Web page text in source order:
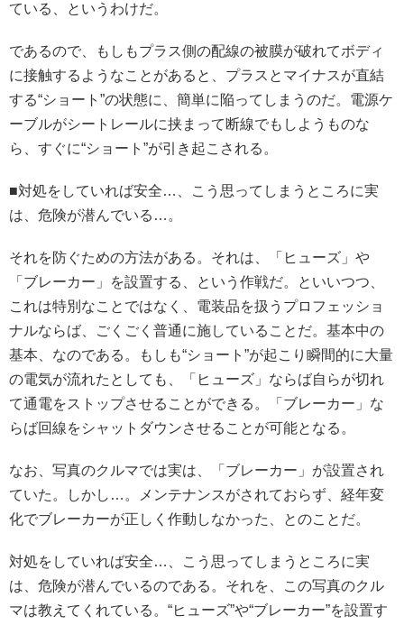
ている、というわけだ。
であるので、もしもプラス側の配線の被膜が破れてボディ
に接触するようなことがあると、プラスとマイナスが直結
する“ショート”の状態に、簡単に陥ってしまうのだ。電源ケ
ーブルがシートレールに挟まって断線でもしようものな
ら、すぐに“ショート”が引き起こされる。
■対処をしていれば安全…、こう思ってしまうところに実
は、危険が潜んでいる…。
それを防ぐための方法がある。それは、「ヒューズ」や
「ブレーカー」を設置する、という作戦だ。といいつつ、
これは特別なことではなく、電装品を扱うプロフェッショ
ナルならば、ごくごく普通に施していることだ。基本中の
基本、なのである。もしも“ショート”が起こり瞬間的に大量
の電気が流れたとしても、「ヒューズ」ならば自らが切れ
て通電をストップさせることができる。「ブレーカー」な
らば回線をシャットダウンさせることが可能となる。
なお、写真のクルマでは実は、「ブレーカー」が設置され
ていた。しかし…。メンテナンスがされておらず、経年変
化でブレーカーが正しく作動しなかった、とのことだ。
対処をしていれば安全…、こう思ってしまうところに実
は、危険が潜んでいるのである。それを、この写真のクル
マは教えてくれている。“ヒューズ”や“ブレーカー”を設置す